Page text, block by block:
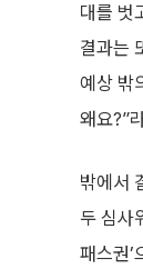
대를 벗
결과는
예상 밖
왜요?”
밖에서
두 심사
패스권’